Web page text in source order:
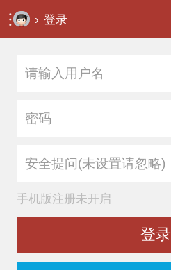
› 登录
安全提问(未设置请忽略)
手机版注册未开启
登录